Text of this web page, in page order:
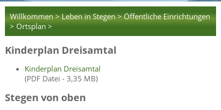
Willkommen > Leben in Stegen > Öffentliche Einrichtungen
> Ortsplan >
Kinderplan Dreisamtal
Kinderplan Dreisamtal
(PDF Datei - 3,35 MB)
Stegen von oben